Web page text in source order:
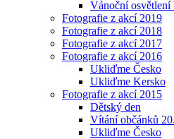
Vánoční osvětlení
Fotografie z akcí 2019
Fotografie z akcí 2018
Fotografie z akcí 2017
Fotografie z akcí 2016
Ukliďme Česko
Ukliďme Kersko
Fotografie z akcí 2015
Dětský den
Vítání občánků
Ukliďme Česko